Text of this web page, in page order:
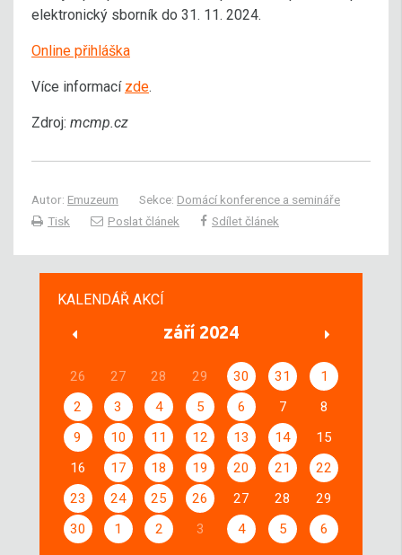
elektronický sborník do 31. 11. 2024.
Online přihláška
Více informací zde.
Zdroj: mcmp.cz
Autor: Emuzeum Sekce: Domácí konference a semináře
Tisk
Poslat článek Sdílet článek
KALENDÁŘ AKCÍ
září 2024
26 27 28 29 30 31
1
2
3 4 5 6 7
8
9
10 11 12 13 14
15
16
17 18 19 20 21
22
23
24 25 26 27 28
29
30
1 2 3 4 5 6